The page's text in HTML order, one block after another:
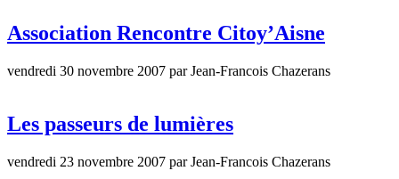
Association Rencontre Citoy’Aisne
vendredi 30 novembre 2007 par Jean-Francois Chazerans
Les passeurs de lumières
vendredi 23 novembre 2007 par Jean-Francois Chazerans